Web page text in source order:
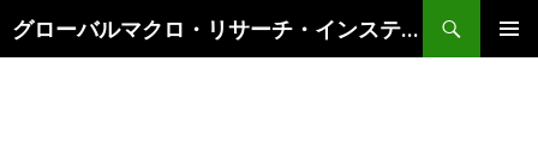
グローバルマクロ・リサーチ・インスティテュート
索